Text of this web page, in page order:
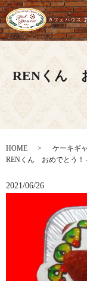
RENくん
HOME
ケーキギ
RENくん おめでとう！
2021/06/26